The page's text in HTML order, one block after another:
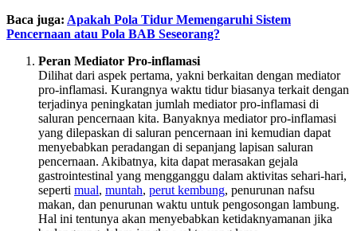
Baca juga: Apakah Pola Tidur Memengaruhi Sistem
Pencernaan atau Pola BAB Seseorang?
Peran Mediator Pro-inflamasi
Dilihat dari aspek pertama, yakni berkaitan dengan mediator
pro-inflamasi. Kurangnya waktu tidur biasanya terkait dengan
terjadinya peningkatan jumlah mediator pro-inflamasi di
saluran pencernaan kita. Banyaknya mediator pro-inflamasi
yang dilepaskan di saluran pencernaan ini kemudian dapat
menyebabkan peradangan di sepanjang lapisan saluran
pencernaan. Akibatnya, kita dapat merasakan gejala
gastrointestinal yang mengganggu dalam aktivitas sehari-hari,
seperti mual, muntah, perut kembung, penurunan nafsu
makan, dan penurunan waktu untuk pengosongan lambung.
Hal ini tentunya akan menyebabkan ketidaknyamanan jika